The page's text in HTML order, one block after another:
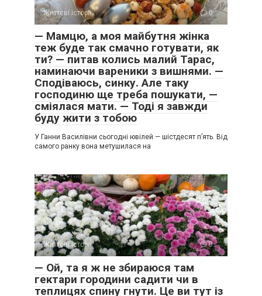
Життєві історії 0
— Мамцю, а моя майбутня жінка
теж буде так смачно готувати, як
ти? — питав колись малий Тарас,
наминаючи вареники з вишнями. —
Сподіваюсь, синку. Але таку
господиню ще треба пошукати, —
сміялася мати. — Тоді я завжди
буду жити з тобою
У Ганни Василівни сьогодні ювілей — шістдесят п’ять. Від
самого ранку вона метушилася на
Життєві історії 0
— Ой, та я ж не збираюся там
гектари городини садити чи в
теплицях спину гнути. Це ви тут із